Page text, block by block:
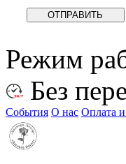
Режим
Без
События О нас Оплата и